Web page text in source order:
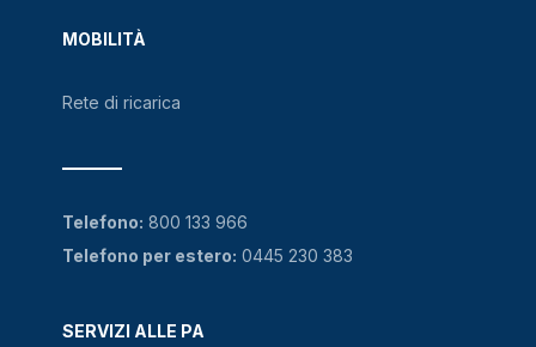
MOBILITÀ
Rete di ricarica
SERVIZI ALLE PA
Telefono: 800 133 966
Telefono per estero: 0445 230 383